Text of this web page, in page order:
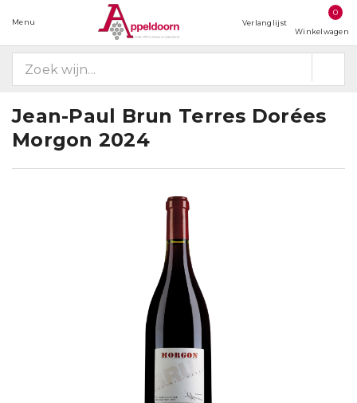
Menu Verlanglijst
0
Winkelwagen
Jean-Paul Brun Terres Dorées
Morgon 2024